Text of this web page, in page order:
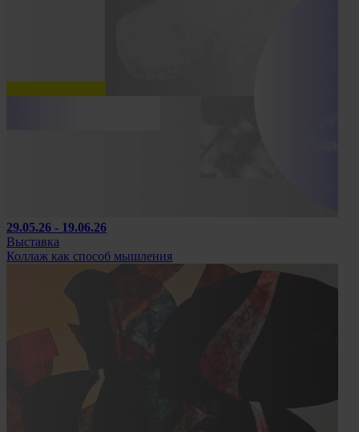
29.05.26 - 19.06.26
Выставка
Коллаж как способ мышления